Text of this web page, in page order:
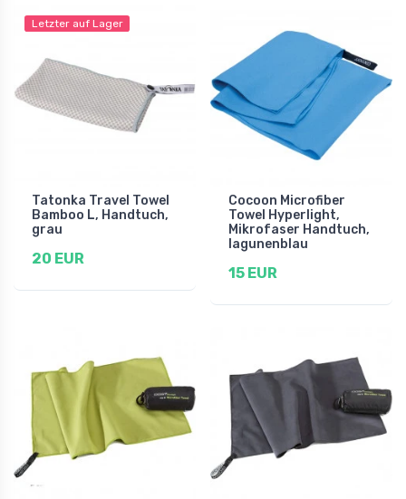
Letzter auf Lager
Tatonka Travel Towel
Bamboo L, Handtuch,
grau
20 EUR
Cocoon Microfiber
Towel Hyperlight,
Mikrofaser Handtuch,
lagunenblau
15 EUR